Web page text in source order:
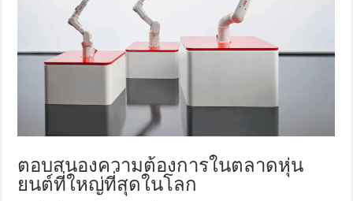
ตอบสนองความต้องการในตลาดหุ่น
ยนต์ที่ใหญ่ที่สุดในโลก